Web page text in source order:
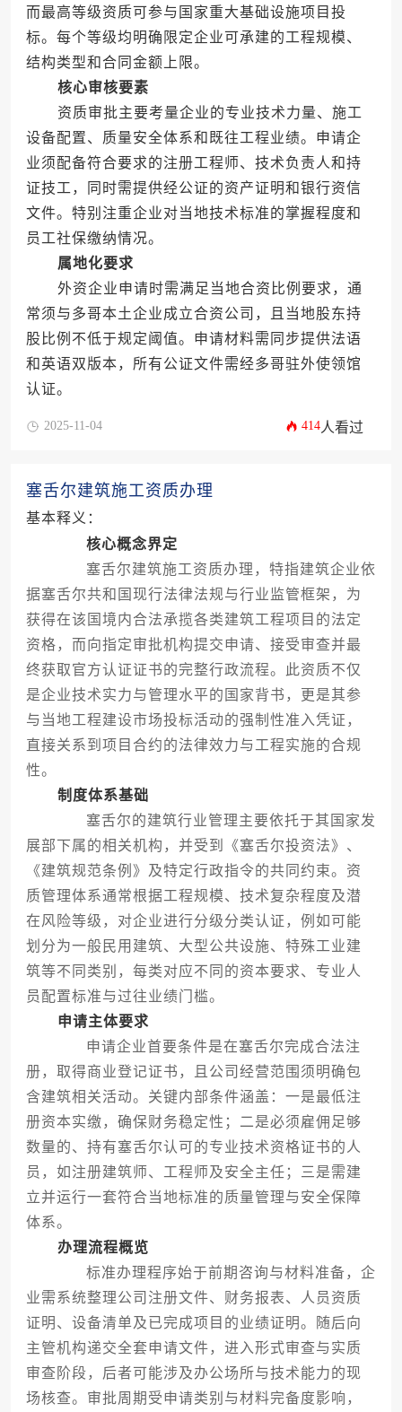
而最高等级资质可参与国家重大基础设施项目投
标。每个等级均明确限定企业可承建的工程规模、
结构类型和合同金额上限。
核心审核要素
资质审批主要考量企业的专业技术力量、施工
设备配置、质量安全体系和既往工程业绩。申请企
业须配备符合要求的注册工程师、技术负责人和持
证技工，同时需提供经公证的资产证明和银行资信
文件。特别注重企业对当地技术标准的掌握程度和
员工社保缴纳情况。
属地化要求
外资企业申请时需满足当地合资比例要求，通
常须与多哥本土企业成立合资公司，且当地股东持
股比例不低于规定阈值。申请材料需同步提供法语
和英语双版本，所有公证文件需经多哥驻外使领馆
认证。
2025-11-04 414人看过
塞舌尔建筑施工资质办理
基本释义：
核心概念界定
塞舌尔建筑施工资质办理，特指建筑企业依
据塞舌尔共和国现行法律法规与行业监管框架，为
获得在该国境内合法承揽各类建筑工程项目的法定
资格，而向指定审批机构提交申请、接受审查并最
终获取官方认证证书的完整行政流程。此资质不仅
是企业技术实力与管理水平的国家背书，更是其参
与当地工程建设市场投标活动的强制性准入凭证，
直接关系到项目合约的法律效力与工程实施的合规
性。
制度体系基础
塞舌尔的建筑行业管理主要依托于其国家发
展部下属的相关机构，并受到《塞舌尔投资法》、
《建筑规范条例》及特定行政指令的共同约束。资
质管理体系通常根据工程规模、技术复杂程度及潜
在风险等级，对企业进行分级分类认证，例如可能
划分为一般民用建筑、大型公共设施、特殊工业建
筑等不同类别，每类对应不同的资本要求、专业人
员配置标准与过往业绩门槛。
申请主体要求
申请企业首要条件是在塞舌尔完成合法注
册，取得商业登记证书，且公司经营范围须明确包
含建筑相关活动。关键内部条件涵盖：一是最低注
册资本实缴，确保财务稳定性；二是必须雇佣足够
数量的、持有塞舌尔认可的专业技术资格证书的人
员，如注册建筑师、工程师及安全主任；三是需建
立并运行一套符合当地标准的质量管理与安全保障
体系。
办理流程概览
标准办理程序始于前期咨询与材料准备，企
业需系统整理公司注册文件、财务报表、人员资质
证明、设备清单及已完成项目的业绩证明。随后向
主管机构递交全套申请文件，进入形式审查与实质
审查阶段，后者可能涉及办公场所与技术能力的现
场核查。审批周期受申请类别与材料完备度影响，